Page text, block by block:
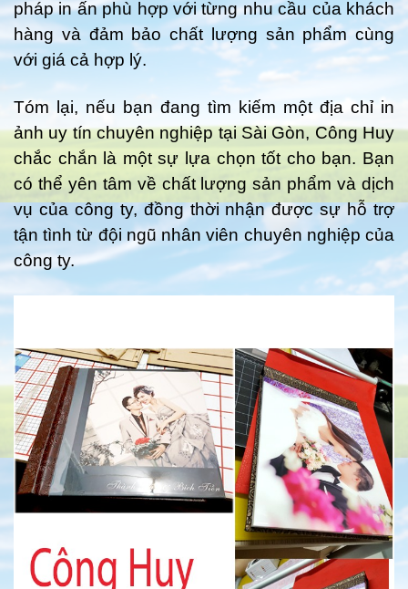
pháp in ấn phù hợp với từng nhu cầu của khách
hàng và đảm bảo chất lượng sản phẩm cùng
với giá cả hợp lý.
Tóm lại, nếu bạn đang tìm kiếm một địa chỉ in
ảnh uy tín chuyên nghiệp tại Sài Gòn, Công Huy
chắc chắn là một sự lựa chọn tốt cho bạn. Bạn
có thể yên tâm về chất lượng sản phẩm và dịch
vụ của công ty, đồng thời nhận được sự hỗ trợ
tận tình từ đội ngũ nhân viên chuyên nghiệp của
công ty.